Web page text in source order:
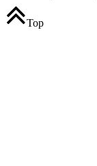
Top